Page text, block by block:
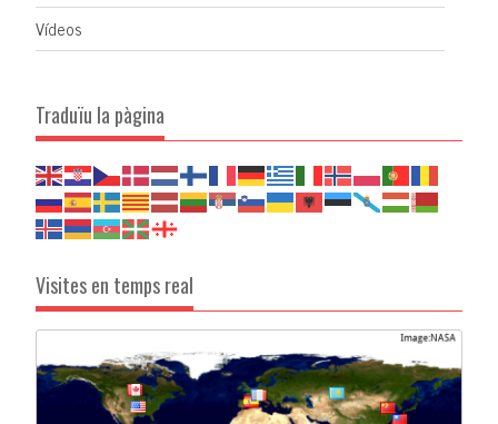
Vídeos
Traduïu la pàgina
Visites en temps real